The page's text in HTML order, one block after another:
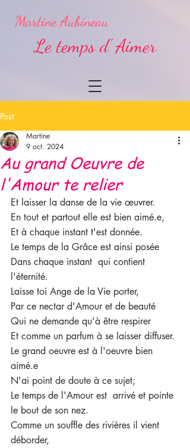
Martine Aubineau
Le temps d' Aimer
Post
Au grand Oeuvre de
l'Amour te relier
Martine
9 oct. 2024
Et laisser la danse de la vie œuvrer.
En tout et partout elle est bien aimé.e,
Et à chaque instant t'est donnée.
Le temps de la Grâce est ainsi posée
Dans chaque instant  qui contient
l'éternité.
Laisse toi Ange de la Vie porter,
Par ce nectar d'Amour et de beauté
Qui ne demande qu'à être respirer
Et comme un parfum à se laisser diffuser.
Le grand oeuvre est à l'oeuvre bien
aimé.e
N'ai point de doute à ce sujet;
Le temps de l'Amour est  arrivé et pointe
le bout de son nez.
Comme un souffle des rivières il vient
déborder,